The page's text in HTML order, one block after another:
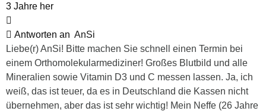
3 Jahre her
Antworten an AnSi
Liebe(r) AnSi! Bitte machen Sie schnell einen Termin bei
einem Orthomolekularmediziner! Großes Blutbild und alle
Mineralien sowie Vitamin D3 und C messen lassen. Ja, ich
weiß, das ist teuer, da es in Deutschland die Kassen nicht
übernehmen, aber das ist sehr wichtig! Mein Neffe (26 Jahre